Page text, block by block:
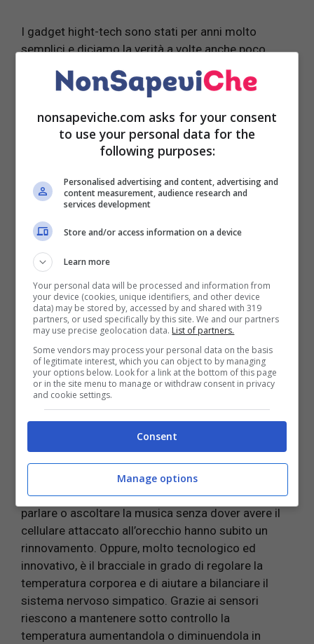
I gadget hight-tech sono stati per anni molto
semplici e diciamo la verità a volte anche poco
eleganti da indossare. Prendiamo ad esempio gli
smartwatch; un orologio tecnologico che è in
grado non solo di mostrare l’ora, ma anche di
visualizzare mail e messaggi, ricevere o inviare
chiamate, ma anche gestire playlist e musica,
gestire video, raccogliere e archiviare dati sulle
e registrare gli spostamenti, monitorare il sonno e il
battito cardiaco e così via.
All’inizio erano tutti uguali, neri o grigi con cinturini
poco estetici. I recenti modelli non hanno nulla da
arricchiti anche con pietre preziose, colori alla
moda e cinturi intercambiabili per poterli adattare
anche alle occasioni più formali.
LEGGI ANCHE:Quello che ancora non si sa sulle
cuffiette wireless, fanno male come dicono?
Oltre allo smartwatch anche gli auricolari per
parlare o ascoltare la musica senza dover avere il
cellulare attaccato all’orecchio hanno subito un
rinnovamento. Oppure, molto tecnologico ed
innovativo, è il bracciale in grado di regolare la
temperatura corporea e di aiutare a bilanciare il
sistema nervoso simpatico. Grazie ai sensori
riescono a mantenere sotto controllo la
temperatura aumentandola o diminuendola in
nonsapeviche.com asks for your consent
to use your personal data for the
following purposes:
Personalised advertising and content, advertising and
content measurement, audience research and
services development
Store and/or access information on a device
Learn more
Your personal data will be processed and information from
your device (cookies, unique identifiers, and other device
data) may be stored by, accessed by and shared with 319
partners, or used specifically by this site. We and our partners
may use precise geolocation data. List of partners.
Some vendors may process your personal data on the basis
of legitimate interest, which you can object to by managing
your options below. Look for a link at the bottom of this page
or in the site menu to manage or withdraw consent in privacy
and cookie settings.
Consent
Manage options